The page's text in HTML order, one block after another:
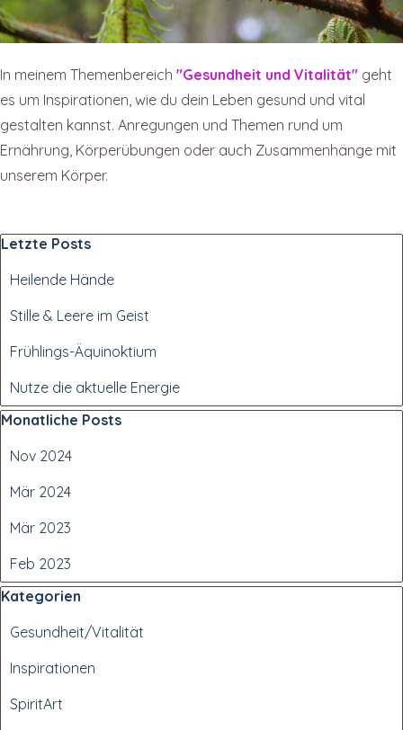
In meinem Themenbereich "Gesundheit und Vitalität" geht
es um Inspirationen, wie du dein Leben gesund und vital
gestalten kannst. Anregungen und Themen rund um
Ernährung, Körperübungen oder auch Zusammenhänge mit
unserem Körper.
Block überspringen Letzte Posts
Letzte Posts
Heilende Hände
Stille & Leere im Geist
Frühlings-Äquinoktium
Nutze die aktuelle Energie
Block überspringen Monatliche Posts
Monatliche Posts
Nov 2024
Mär 2024
Mär 2023
Feb 2023
Block überspringen Kategorien
Kategorien
Gesundheit/Vitalität
Inspirationen
SpiritArt